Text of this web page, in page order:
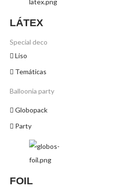
LÁTEX
Special deco
Liso
Temáticas
Balloonia party
Globopack
Party
FOIL